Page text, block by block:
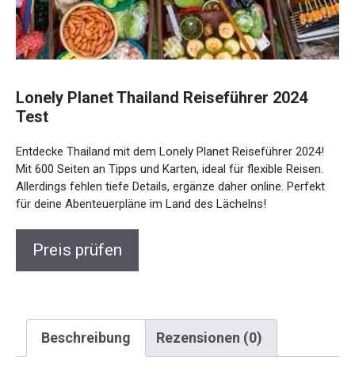
Lonely Planet Thailand Reiseführer 2024
Test
Entdecke Thailand mit dem Lonely Planet Reiseführer 2024!
Mit 600 Seiten an Tipps und Karten, ideal für flexible Reisen.
Allerdings fehlen tiefe Details, ergänze daher online. Perfekt
für deine Abenteuerpläne im Land des Lächelns!
Preis prüfen
Beschreibung Rezensionen (0)